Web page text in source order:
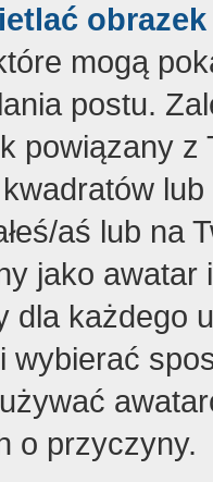
mogą
postu.
powiązany z
aś lub na
jako
dla każdego
wybierać
o przyczyny.